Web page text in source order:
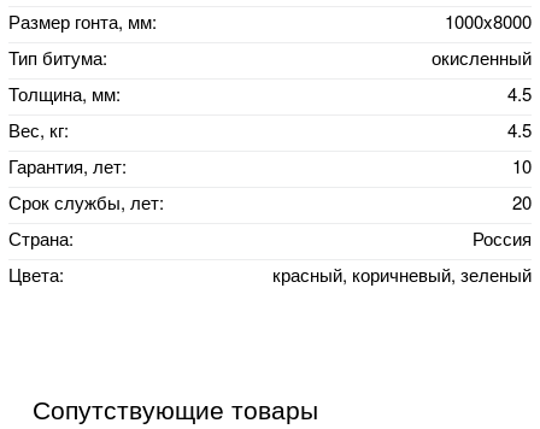
Размер гонта, мм:
1000x8000
Тип битума:
окисленный
Толщина, мм:
4.5
Вес, кг:
4.5
Гарантия, лет:
10
Срок службы, лет:
20
Страна:
Россия
Цвета:
красный, коричневый, зеленый
Сопутствующие товары